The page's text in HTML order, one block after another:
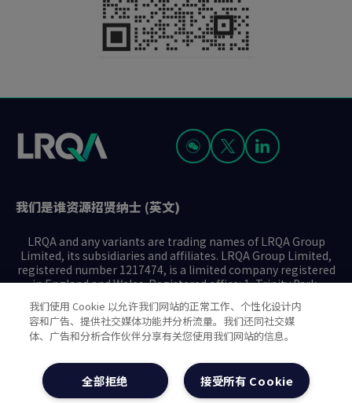
我们是谁资源招贤纳士 (英文)
LRQA and any variants are trading names of LRQA Group
Limited, its subsidiaries and affiliates. LRQA Group Limited,
registered number 1217474, is a limited company registered
in England and Wales. Registered office: 1, Trinity Park,
Limited.
治理方针(英文)沪ICP备2023029947号-1
我们使用 Cookie 以允许我们网站的正常工作、个性化设计内
容和广告、提供社交媒体功能并分析流量。我们还同社交媒
体、广告和分析合作伙伴分享有关您使用我们网站的信息。
接受所有 Cookie
全部拒绝